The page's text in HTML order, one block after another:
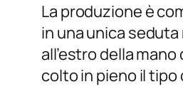
La produzione è
in una unica
all’estro della
colto in pieno il